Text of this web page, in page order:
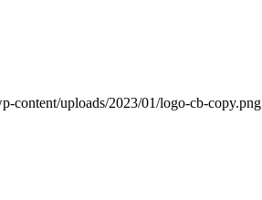
content/uploads/2023/01/logo-cb-copy.png